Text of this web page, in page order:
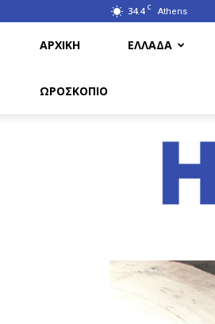
34.4 C Athens
ΑΡΧΙΚΗ ΕΛΛΑΔΑ
ΩΡΟΣΚΟΠΙΟ